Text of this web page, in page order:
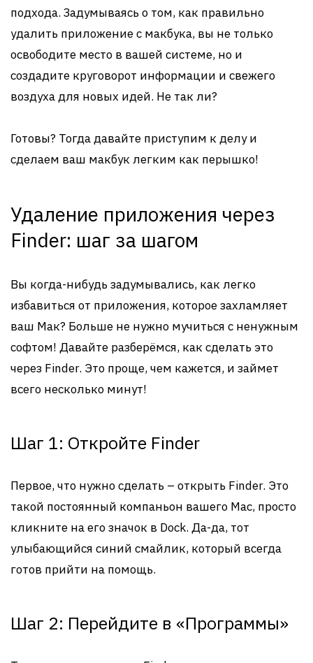
подхода. Задумываясь о том, как правильно
удалить приложение с макбука, вы не только
освободите место в вашей системе, но и
создадите круговорот информации и свежего
воздуха для новых идей. Не так ли?
Готовы? Тогда давайте приступим к делу и
сделаем ваш макбук легким как перышко!
Удаление приложения через
Finder: шаг за шагом
Вы когда-нибудь задумывались, как легко
избавиться от приложения, которое захламляет
ваш Мак? Больше не нужно мучиться с ненужным
софтом! Давайте разберёмся, как сделать это
через Finder. Это проще, чем кажется, и займет
всего несколько минут!
Шаг 1: Откройте Finder
Первое, что нужно сделать – открыть Finder. Это
такой постоянный компаньон вашего Mac, просто
кликните на его значок в Dock. Да-да, тот
улыбающийся синий смайлик, который всегда
готов прийти на помощь.
Шаг 2: Перейдите в «Программы»